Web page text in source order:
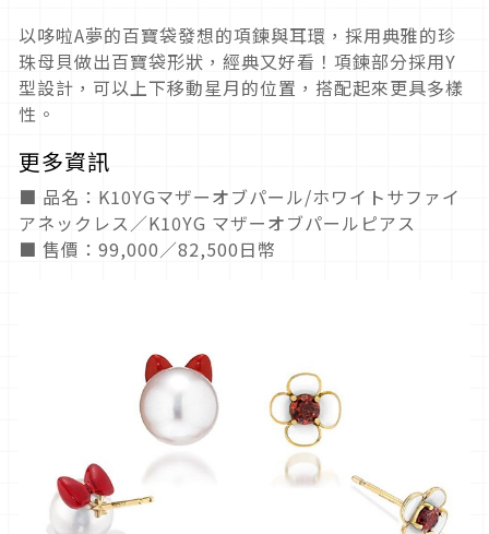
以哆啦A夢的百寶袋發想的項鍊與耳環，採用典雅的珍
珠母貝做出百寶袋形狀，經典又好看！項鍊部分採用Y
型設計，可以上下移動星月的位置，搭配起來更具多樣
性。
更多資訊
■ 品名：K10YGマザーオブパール/ホワイトサファイ
アネックレス／K10YG マザーオブパールピアス
■ 售價：99,000／82,500日幣